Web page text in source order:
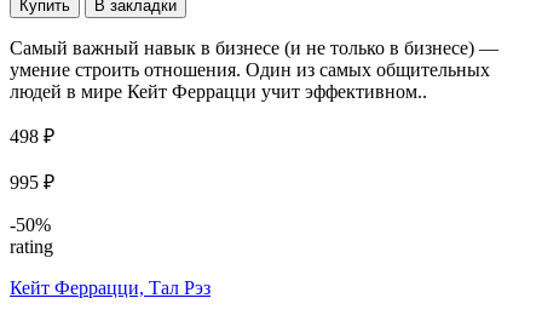
Купить В закладки
Самый важный навык в бизнесе (и не только в бизнесе) —
умение строить отношения. Один из самых общительных
людей в мире Кейт Феррацци учит эффективном..
498 ₽
995 ₽
-50%
rating
Кейт Феррацци, Тал Рэз